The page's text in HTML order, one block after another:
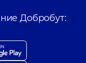
Добробут: